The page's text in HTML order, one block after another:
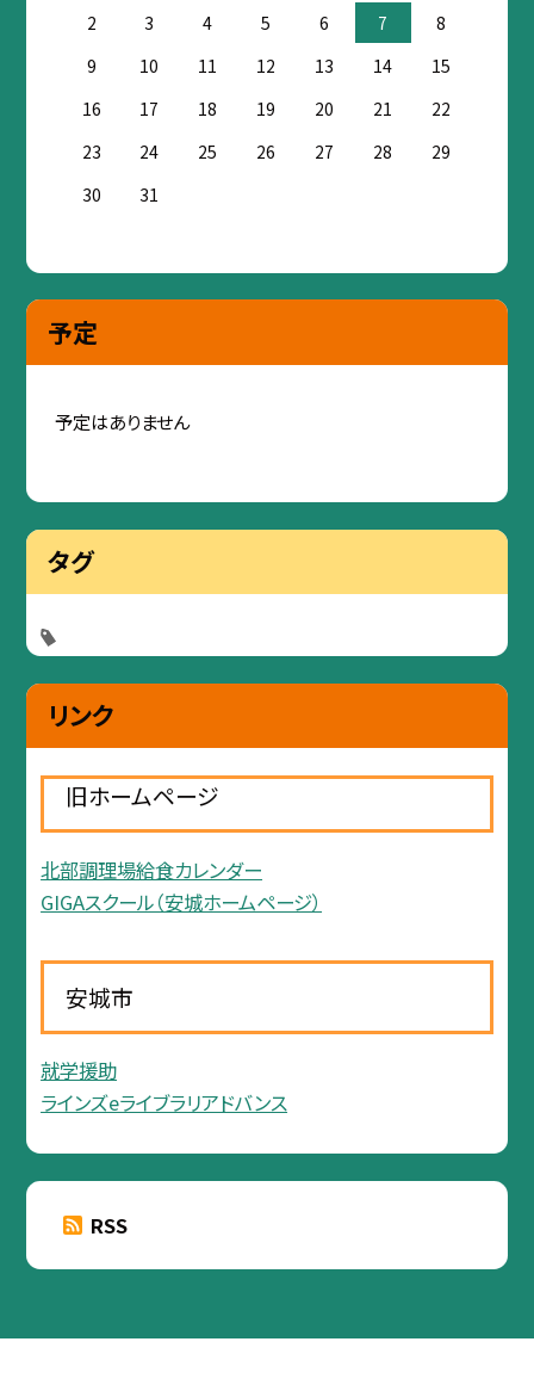
2
3 4 5 6 7
8
9
10 11 12 13 14
15
16
17 18 19 20 21
22
23
24 25 26 27 28
29
30
31
予定
予定はありません
タグ
リンク
旧ホームページ
北部調理場給食カレンダー
GIGAスクール（安城ホームページ）
安城市
就学援助
ラインズeライブラリアドバンス
RSS